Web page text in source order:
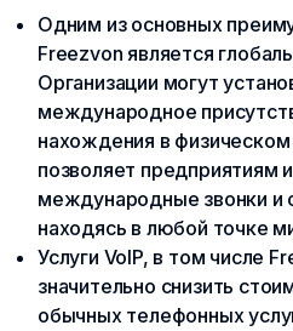
Одним из основных
Freezvon является
Организации могут
международное
нахождения в
позволяет предприятиям
международные звонки и
находясь в любой точке
Услуги VoIP, в том числе
значительно снизить
обычных телефонных